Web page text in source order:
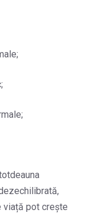
viață pot crește